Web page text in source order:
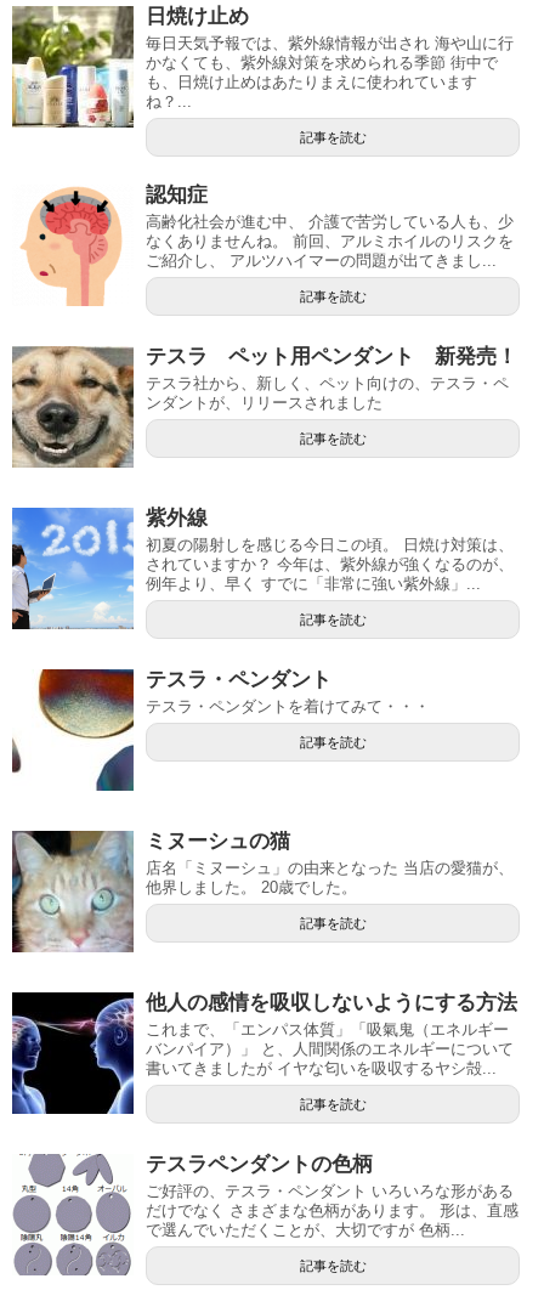
日焼け止め
毎日天気予報では、紫外線情報が出され 海や山に行
かなくても、紫外線対策を求められる季節 街中で
も、日焼け止めはあたりまえに使われています
ね？...
記事を読む
認知症
高齢化社会が進む中、 介護で苦労している人も、少
なくありませんね。 前回、アルミホイルのリスクを
ご紹介し、 アルツハイマーの問題が出てきまし...
記事を読む
テスラ ペット用ペンダント 新発売！
テスラ社から、新しく、ペット向けの、テスラ・ペ
ンダントが、リリースされました
記事を読む
紫外線
初夏の陽射しを感じる今日この頃。 日焼け対策は、
されていますか？ 今年は、紫外線が強くなるのが、
例年より、早く すでに「非常に強い紫外線」...
記事を読む
テスラ・ペンダント
テスラ・ペンダントを着けてみて・・・
記事を読む
ミヌーシュの猫
店名「ミヌーシュ」の由来となった 当店の愛猫が、
他界しました。 20歳でした。
記事を読む
他人の感情を吸収しないようにする方法
これまで、「エンパス体質」「吸氣鬼（エネルギー
バンパイア）」 と、人間関係のエネルギーについて
書いてきましたが イヤな匂いを吸収するヤシ殻...
記事を読む
テスラペンダントの色柄
ご好評の、テスラ・ペンダント いろいろな形がある
だけでなく さまざまな色柄があります。 形は、直感
で選んでいただくことが、大切ですが 色柄...
記事を読む